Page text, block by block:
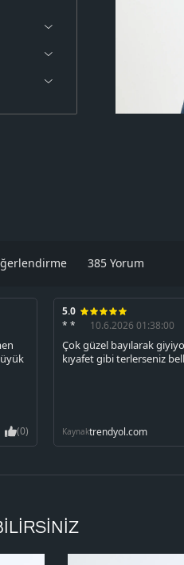
385 Yorum
(0)
5.0
* *
10.6.2026 01:38:00
Çok güzel bayılarak
kıyafet gibi terlerseniz
Kaynaktrendyol.com